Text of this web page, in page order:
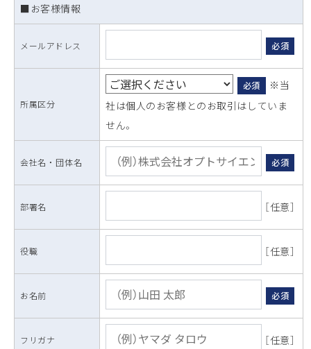
■お客様情報
メールアドレス 必須
所属区分
必須
※当
社は個人のお客様とのお取引はしていま
せん。
会社名 ・ 団体名 必須
部署名 ［任意］
役職 ［任意］
お名前 必須
フリガナ ［任意］